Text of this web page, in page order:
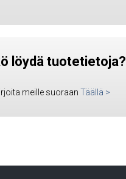
löydä tuotetietoja?
meille suoraan Täällä >